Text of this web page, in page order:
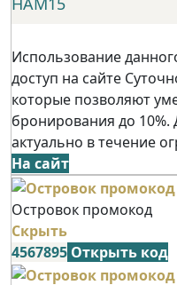
Использование
доступ на сайте
которые позволяют
бронирования до
актуально в течение
На сайт
Островок промокод
Скрыть
4567895 Открыть код